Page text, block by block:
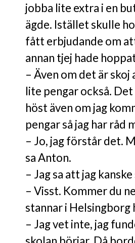
jobba lite extra i en
ägde. Istället skulle
fått erbjudande om
annan tjej hade
– Även om det är
lite pengar också.
höst även om jag
pengar så jag har råd
– Jo, jag förstår det.
sa Anton.
– Jag sa att jag
– Visst. Kommer du
stannar i Helsingborg
– Jag vet inte, jag